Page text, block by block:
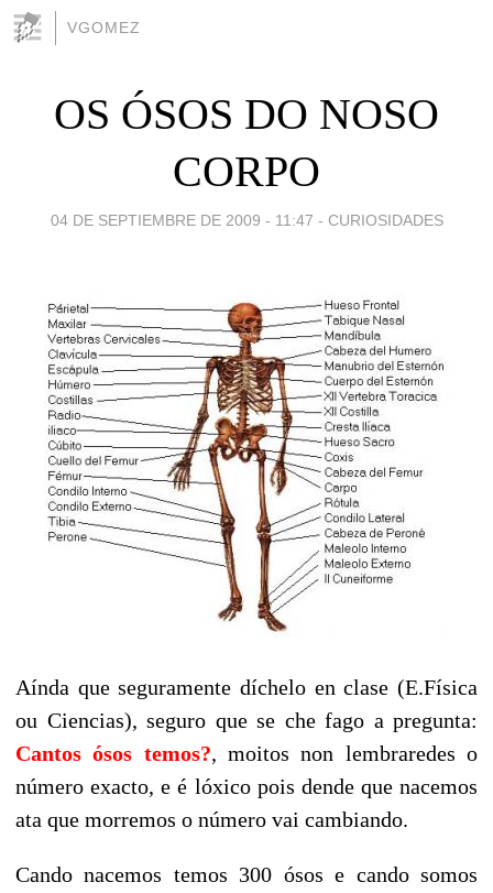
VGOMEZ
OS ÓSOS DO NOSO
CORPO
04 DE SEPTIEMBRE DE 2009 - 11:47 - CURIOSIDADES
Aínda que seguramente díchelo en clase (E.Física
ou Ciencias), seguro que se che fago a pregunta:
Cantos ósos temos?, moitos non lembraredes o
número exacto, e é lóxico pois dende que nacemos
ata que morremos o número vai cambiando.
Cando nacemos temos 300 ósos e cando somos